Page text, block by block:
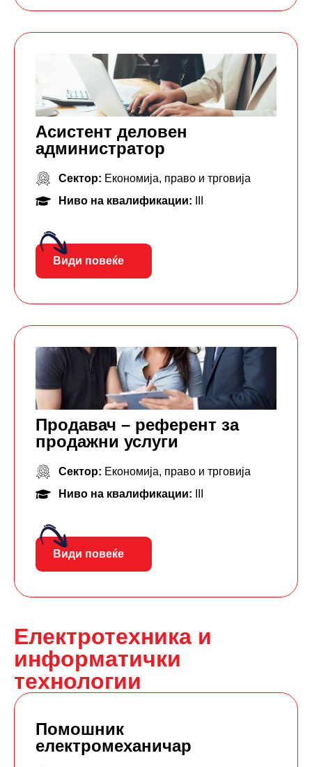
Асистент деловен
администратор
Сектор: Економија, право и трговија
Ниво на квалификации:
Види повеќе
Продавач – референт за
продажни услуги
Сектор: Економија, право и трговија
Ниво на квалификации:
Види повеќе
Електротехника и
информатички
технологии
Помошник
електромеханичар